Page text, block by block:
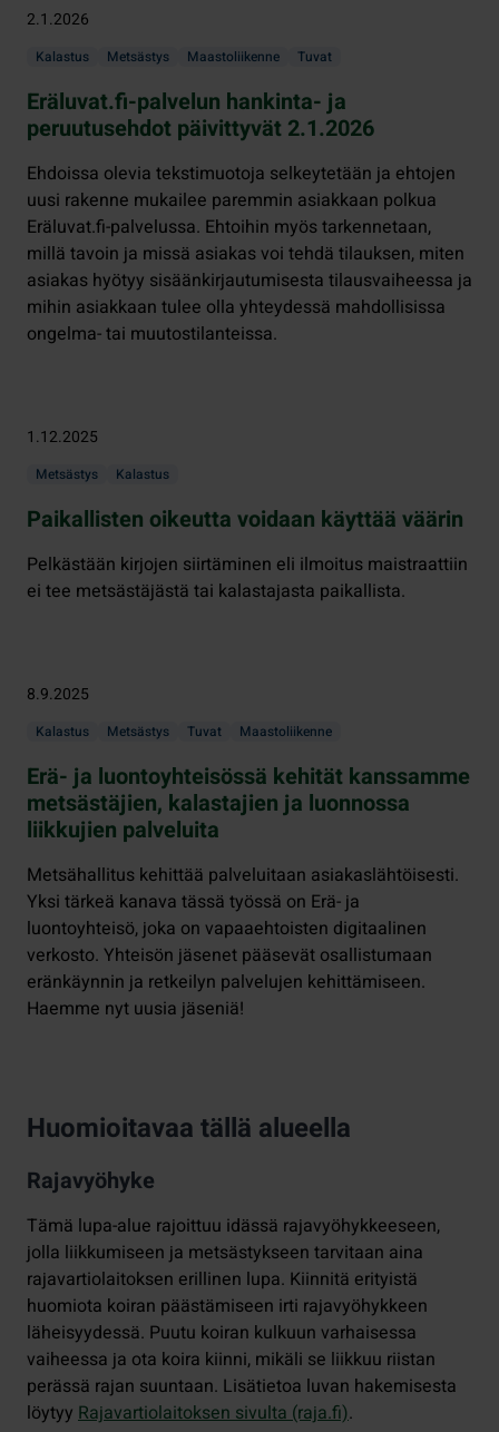
2.1.2026
Kalastus Metsästys Maastoliikenne Tuvat
Eräluvat.fi-palvelun hankinta- ja
peruutusehdot päivittyvät 2.1.2026
Ehdoissa olevia tekstimuotoja selkeytetään ja ehtojen
uusi rakenne mukailee paremmin asiakkaan polkua
Eräluvat.fi-palvelussa. Ehtoihin myös tarkennetaan,
millä tavoin ja missä asiakas voi tehdä tilauksen, miten
asiakas hyötyy sisäänkirjautumisesta tilausvaiheessa ja
mihin asiakkaan tulee olla yhteydessä mahdollisissa
ongelma- tai muutostilanteissa.
1.12.2025
Metsästys Kalastus
Paikallisten oikeutta voidaan käyttää väärin
Pelkästään kirjojen siirtäminen eli ilmoitus maistraattiin
ei tee metsästäjästä tai kalastajasta paikallista.
8.9.2025
Kalastus Metsästys Tuvat Maastoliikenne
Erä- ja luontoyhteisössä kehität kanssamme
metsästäjien, kalastajien ja luonnossa
liikkujien palveluita
Metsähallitus kehittää palveluitaan asiakaslähtöisesti.
Yksi tärkeä kanava tässä työssä on Erä- ja
luontoyhteisö, joka on vapaaehtoisten digitaalinen
verkosto. Yhteisön jäsenet pääsevät osallistumaan
eränkäynnin ja retkeilyn palvelujen kehittämiseen.
Haemme nyt uusia jäseniä!
Huomioitavaa tällä alueella
Rajavyöhyke
Tämä lupa-alue rajoittuu idässä rajavyöhykkeeseen,
jolla liikkumiseen ja metsästykseen tarvitaan aina
rajavartiolaitoksen erillinen lupa. Kiinnitä erityistä
huomiota koiran päästämiseen irti rajavyöhykkeen
läheisyydessä. Puutu koiran kulkuun varhaisessa
vaiheessa ja ota koira kiinni, mikäli se liikkuu riistan
perässä rajan suuntaan. Lisätietoa luvan hakemisesta
löytyy Rajavartiolaitoksen sivulta (raja.fi).